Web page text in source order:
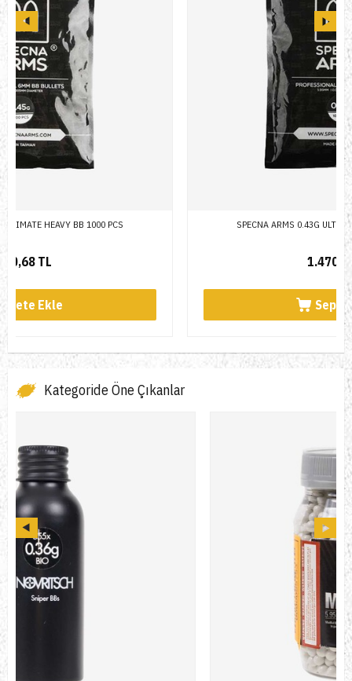
SPECNA ARMS 0.43G ULTIMATE HEAVY BB 1000 PCS
Kategoride Öne Çıkanlar